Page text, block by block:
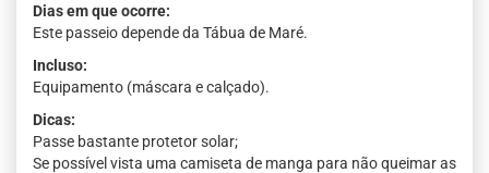
Dias em que ocorre:
Este passeio depende da Tábua de Maré.
Incluso:
Equipamento (máscara e calçado).
Dicas:
Passe bastante protetor solar;
Se possível vista uma camiseta de manga para não queimar as